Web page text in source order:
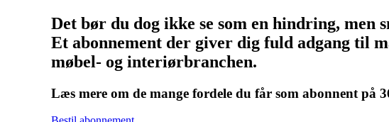
Det bør du dog ikke se som en hindring, men
Et abonnement der giver dig fuld adgang til
møbel- og interiørbranchen.
Læs mere om de mange fordele du får som abonnent på